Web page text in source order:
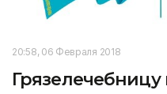
20:58, 06 Февраля 2018
Грязелечебницу